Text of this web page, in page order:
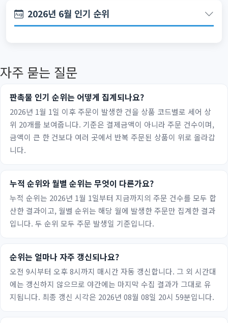
2026년 6월 인기 순위
자주 묻는 질문
판촉물 인기 순위는 어떻게 집계되나요?
2026년 1월 1일 이후 주문이 발생한 건을 상품 코드별로 세어 상
위 20개를 보여줍니다. 기준은 결제금액이 아니라 주문 건수이며,
금액이 큰 한 건보다 여러 곳에서 반복 주문된 상품이 위로 올라갑
니다.
누적 순위와 월별 순위는 무엇이 다른가요?
누적 순위는 2026년 1월 1일부터 지금까지의 주문 건수를 모두 합
산한 결과이고, 월별 순위는 해당 월에 발생한 주문만 집계한 결과
입니다. 두 순위 모두 주문 발생일 기준입니다.
순위는 얼마나 자주 갱신되나요?
오전 9시부터 오후 8시까지 매시간 자동 갱신합니다. 그 외 시간대
에는 갱신하지 않으므로 야간에는 마지막 수집 결과가 그대로 유
지됩니다. 최종 갱신 시각은 2026년 08월 08일 20시 59분입니다.